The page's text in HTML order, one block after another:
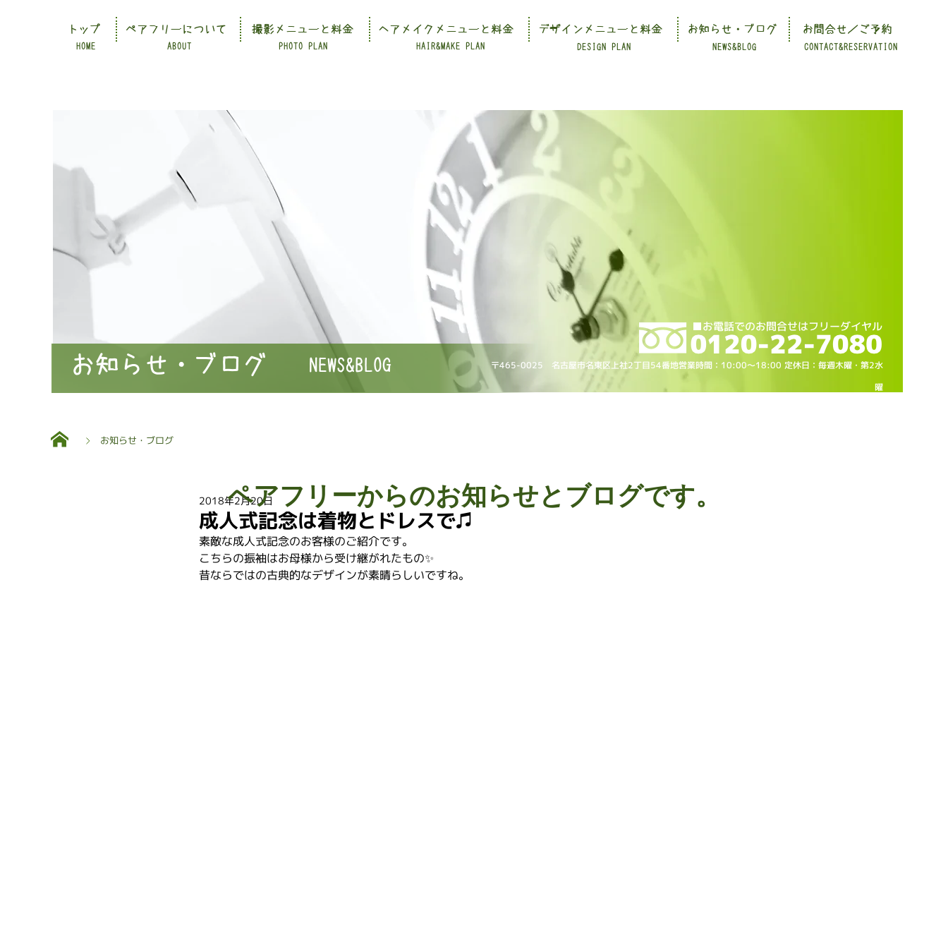
CONTACT&RESERVATION
HOME ABOUT PHOTO PLAN HAIR&MAKE PLAN DESIGN PLAN NEWS&BLOG
トップ ペアフリーについて 撮影メニューと料金 ヘアメイクメニューと料金 デザインメニューと料金 お知らせ・ブログ お問合せ／ご予約
〒465-0025 名古屋市名東区上社2丁目54番地営業時間：10:00～18:00 定休日：毎週木曜・第2水
曜
NEWS&BLOG
お知らせ・ブログ
お知らせ・ブログ
成人式記念は着物とドレスで♫
2018年2月20日
素敵な成人式記念のお客様のご紹介です。
こちらの振袖はお母様から受け継がれたもの✨
昔ならではの古典的なデザインが素晴らしいですね。
ペアフリーからのお知らせとブログです。